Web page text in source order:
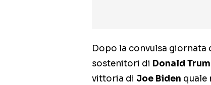
Dopo la convulsa giornata
sostenitori di Donald
vittoria di Joe Biden quale